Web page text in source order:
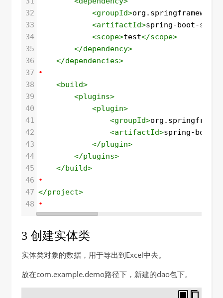
32
<groupId>
33
<artifactId>spring-boot-
34
<scope>test</scope>
35
</dependency>
36
</dependencies>
37
•
38
<build>
39
<plugins>
40
<plugin>
41
<groupId>
42
<artifactId>spring-boot-
43
</plugin>
44
</plugins>
45
</build>
46
•
47 </project>
48
•
3 创建实体类
实体类对象的数据，用于导出到Excel中去。
放在com.example.demo路径下，新建的dao包下。